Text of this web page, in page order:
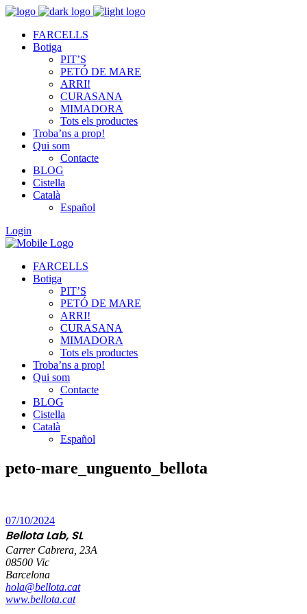
FARCELLS
Botiga
PIT’S
PETÓ DE MARE
ARRI!
CURASANA
MIMADORA
Tots els productes
Troba’ns a prop!
Qui som
Contacte
BLOG
Cistella
Català
Español
Login
FARCELLS
Botiga
PIT’S
PETÓ DE MARE
ARRI!
CURASANA
MIMADORA
Tots els productes
Troba’ns a prop!
Qui som
Contacte
BLOG
Cistella
Català
Español
peto-mare_unguento_bellota
07/10/2024
Bellota Lab, SL
Carrer Cabrera, 23A
08500 Vic
Barcelona
hola@bellota.cat
www.bellota.cat